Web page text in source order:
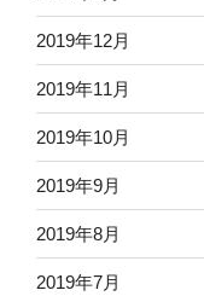
2019年12月
2019年11月
2019年10月
2019年9月
2019年8月
2019年7月